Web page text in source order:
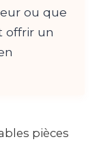
ou que
offrir un
pièces